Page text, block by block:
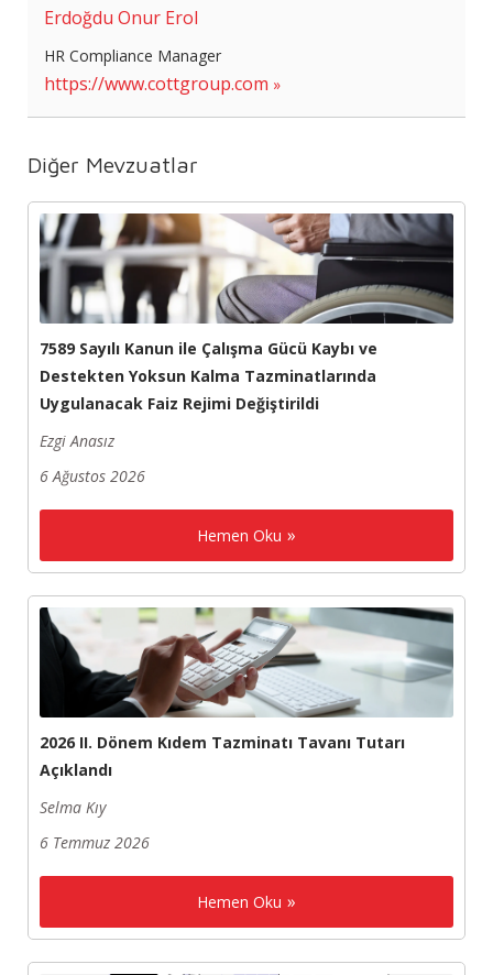
Erdoğdu Onur Erol
HR Compliance Manager
https://www.cottgroup.com
Diğer Mevzuatlar
7589 Sayılı Kanun ile Çalışma Gücü Kaybı ve
Destekten Yoksun Kalma Tazminatlarında
Uygulanacak Faiz Rejimi Değiştirildi
Ezgi Anasız
6 Ağustos 2026
Hemen Oku
2026 II. Dönem Kıdem Tazminatı Tavanı Tutarı
Açıklandı
Selma Kıy
6 Temmuz 2026
Hemen Oku